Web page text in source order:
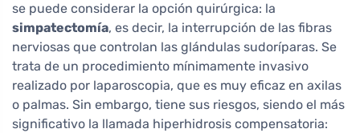
se puede considerar la opción quirúrgica: la
simpatectomía, es decir, la interrupción de las fibras
nerviosas que controlan las glándulas sudoríparas. Se
trata de un procedimiento mínimamente invasivo
realizado por laparoscopia, que es muy eficaz en axilas
o palmas. Sin embargo, tiene sus riesgos, siendo el más
significativo la llamada hiperhidrosis compensatoria: